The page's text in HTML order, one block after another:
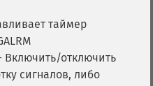
таймер
Включить/отключить
сигналов, либо